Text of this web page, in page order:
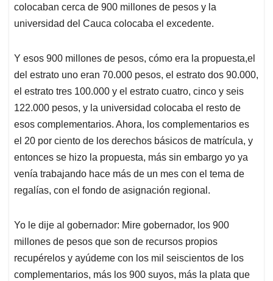
colocaban cerca de 900 millones de pesos y la
universidad del Cauca colocaba el excedente.
Y esos 900 millones de pesos, cómo era la propuesta,el
del estrato uno eran 70.000 pesos, el estrato dos 90.000,
el estrato tres 100.000 y el estrato cuatro, cinco y seis
122.000 pesos, y la universidad colocaba el resto de
esos complementarios. Ahora, los complementarios es
el 20 por ciento de los derechos básicos de matrícula, y
entonces se hizo la propuesta, más sin embargo yo ya
venía trabajando hace más de un mes con el tema de
regalías, con el fondo de asignación regional.
Yo le dije al gobernador: Mire gobernador, los 900
millones de pesos que son de recursos propios
recupérelos y ayúdeme con los mil seiscientos de los
complementarios, más los 900 suyos, más la plata que